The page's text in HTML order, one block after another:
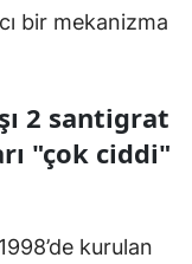
Ordu
Sakarya
Samsun
bir mekanizma
2 santigrat
"çok ciddi"
kurulan